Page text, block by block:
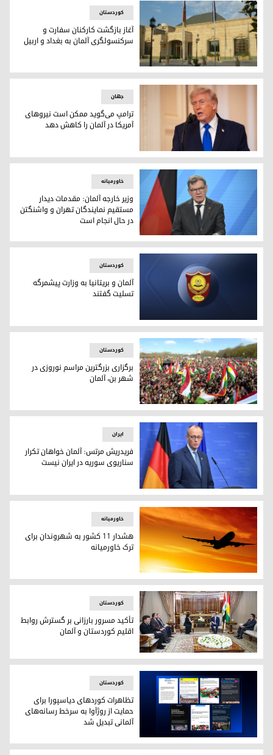
ساختمان کنسولگری آلمان در اربیل
کوردستان
آغاز بازگشت کارکنان سفارت و
سرکنسولگری آلمان به بغداد و اربیل
دونالد ترامپ، رئیس‌جمهور آمریکا
جهان
ترامپ می‌گوید ممکن است نیروهای
آمریکا در آلمان را کاهش دهد
یوهان واده‌فول، وزیر خارجه آلمان
خاورمیانه
وزیر خارجه آلمان: مقدمات دیدار
مستقیم نمایندگان تهران و واشنگتن
در حال انجام است
آلمان و بریتانیا به وزارت پیشمرگه تسلیت گفتند
کوردستان
آلمان و بریتانیا به وزارت پیشمرگه
تسلیت گفتند
یکی از جذاب‌ترین بخش‌های این مراسم، به نمایش گذاشتن پرچم بزرگ
کوردستان
برگزاری بزرگترین مراسم نوروزی در
شهر بن، آلمان
فریدریش مرتس، صدراعظم آلمان
ایران
فریدریش مرتس: آلمان خواهان تکرار
سناریوی سوریه در ایران نیست
هشدار ۱۱ کشور به شهروندان برای ترک خاورمیانه
خاورمیانه
هشدار ۱۱ کشور به شهروندان برای
ترک خاورمیانه
تأکید مسرور بارزانی بر گسترش روابط اقلیم کوردستان و آلمان
کوردستان
تأکید مسرور بارزانی بر گسترش روابط
اقلیم کوردستان و آلمان
تظاهرات کوردهای دیاسپورا برای حمایت از روژآوا به سرخط
کوردستان
تظاهرات کوردهای دیاسپورا برای
حمایت از روژآوا به سرخط رسانه‌های
آلمانی تبدیل شد